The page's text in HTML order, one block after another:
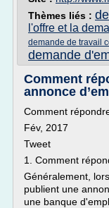
Thèmes liés :
l'offre et la
demande de travail
demande
Comment
annonce
Comment
Fév, 2017
Tweet
1. Comment
Généralement,
publient une
une banque